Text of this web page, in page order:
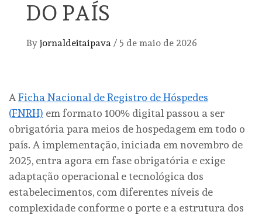
DO PAÍS
By jornaldeitaipava / 5 de maio de 2026
A Ficha Nacional de Registro de Hóspedes
(FNRH) em formato 100% digital passou a ser
obrigatória para meios de hospedagem em todo o
país. A implementação, iniciada em novembro de
2025, entra agora em fase obrigatória e exige
adaptação operacional e tecnológica dos
estabelecimentos, com diferentes níveis de
complexidade conforme o porte e a estrutura dos